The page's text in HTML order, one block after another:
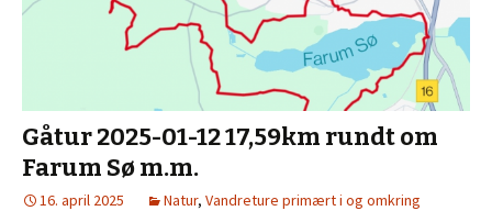
Gåtur 2025-01-12 17,59km rundt om
Farum Sø m.m.
16. april 2025 Natur, Vandreture primært i og omkring